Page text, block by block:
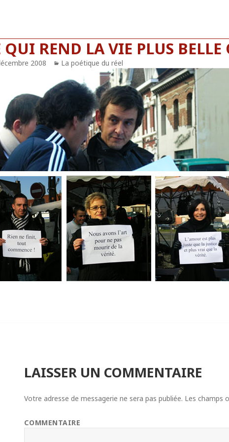
QUI REND LA VIE PLUS BELLE
2008 Catégories
La poétique du réel
LAISSER UN COMMENTAIRE
Votre adresse de messagerie ne sera pas publiée. Les champs
COMMENTAIRE